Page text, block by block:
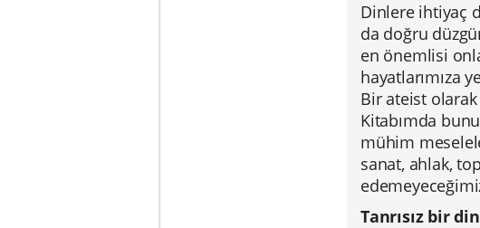
Dinlere ihtiyaç
da doğru
en önemlisi
hayatlarımıza
Bir ateist
Kitabımda
mühim
sanat, ahlak,
Tanrısız bir